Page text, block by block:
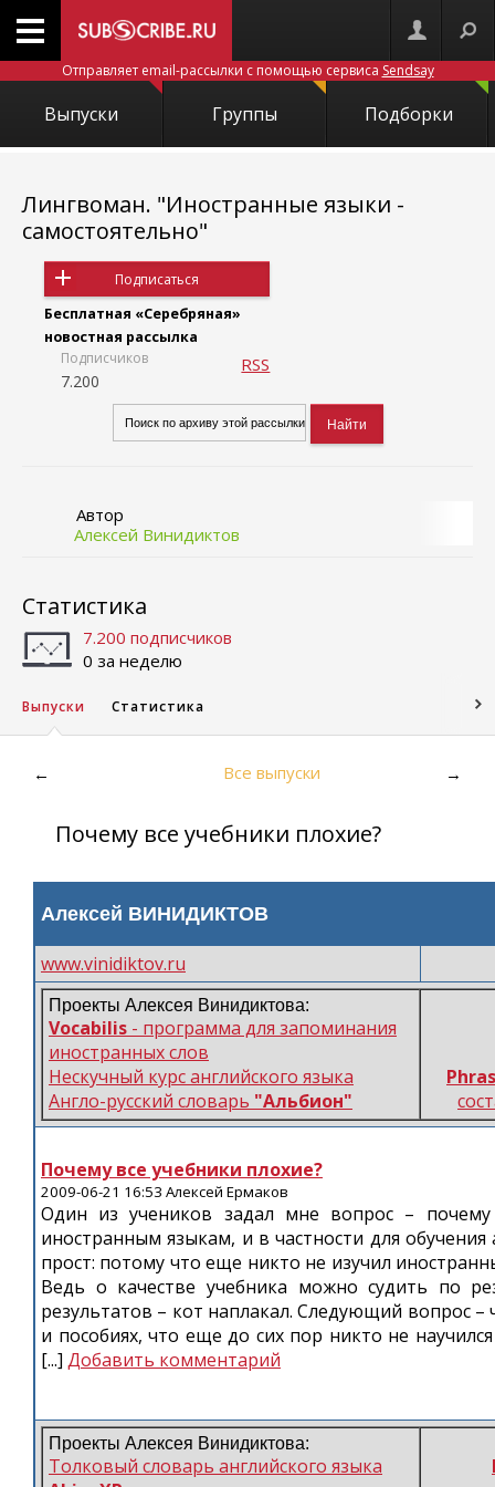
Отправляет email-рассылки с помощью сервиса Sendsay
Выпуски Группы Подборки
Лингвоман. "Иностранные языки -
самостоятельно"
Подписаться
Бесплатная «Серебряная»
новостная рассылка
Подписчиков
7.200
RSS
Автор
Алексей Винидиктов
Статистика
7.200 подписчиков
0 за неделю
Выпуски Статистика
← Все выпуски →
Почему все учебники плохие?
Алексей ВИНИДИКТОВ
www.vinidiktov.ru
Проекты Алексея Винидиктова:
Vocabilis - программа для запоминания
иностранных слов
Нескучный курс английского языка
Англо-русский словарь "Альбион"
Почему все учебники плохие?
2009-06-21 16:53 Алексей Ермаков
Один из учеников задал мне вопрос –
иностранным языкам, и в частности для обучения
прост: потому что еще никто не изучил
Ведь о качестве учебника можно судить по
результатов – кот наплакал. Следующий вопрос –
и пособиях, что еще до сих пор никто не
[...] Добавить комментарий
Проекты Алексея Винидиктова:
Толковый словарь английского языка